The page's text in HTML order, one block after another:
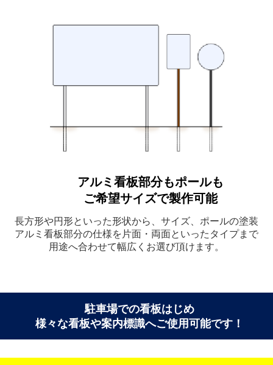
アルミ看板部分もポールも
ご希望サイズで製作可能
長方形や円形といった形状から、サイズ、ポールの塗装
アルミ看板部分の仕様を片面・両面といったタイプまで
用途へ合わせて幅広くお選び頂けます。
駐車場での看板はじめ
様々な看板や案内標識へご使用可能です！